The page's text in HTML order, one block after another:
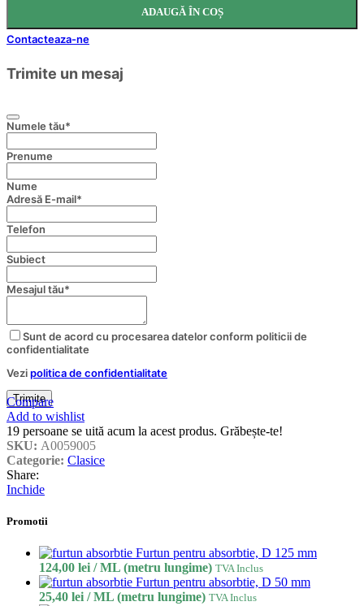
ADAUGĂ ÎN COȘ
Contacteaza-ne
Trimite un mesaj
Numele tău*
Prenume
Nume
Adresă E-mail*
Telefon
Subiect
Contact
Mesajul tău*
Sunt de acord cu procesarea datelor conform politicii de
confidentialitate
Vezipolitica de confidentialitate
Trimite
Compare
Add to wishlist
19 persoane se uită acum la acest produs. Grăbește-te!
SKU: A0059005
Categorie: Clasice
Share:
Inchide
Promotii
Furtun pentru absorbtie, D 125 mm
124,00 lei / ML (metru lungime) TVA Inclus
Furtun pentru absorbtie, D 50 mm
25,40 lei / ML (metru lungime) TVA Inclus